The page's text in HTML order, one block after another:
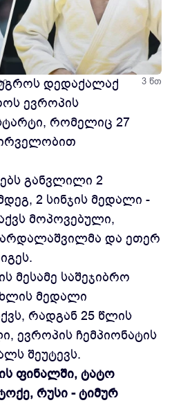
3 წთ
დედაქალაქ
ევროპის
რომელიც 27
განვლილი 2
2 სინჯის მედალი -
მოპოვებული,
და ეთერ
მესამე საშეჯიბრო
მედალი
რადგან 25 წლის
ევროპის ჩემპიონატის
შეუტევს.
ფინალში, ტატო
რუსი - ტიმურ